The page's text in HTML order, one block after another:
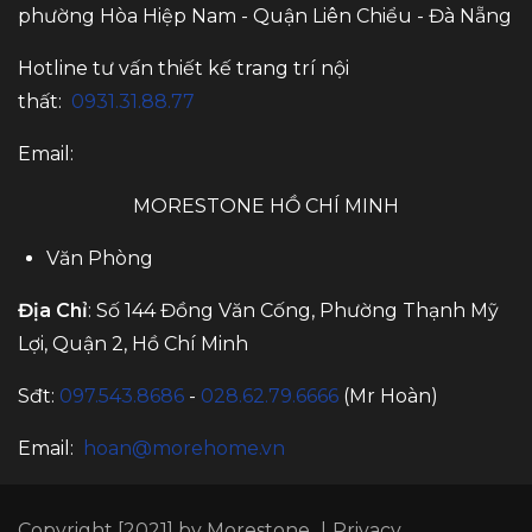
phường Hòa Hiệp Nam - Quận Liên Chiểu - Đà Nẵng
Hotline tư vấn thiết kế trang trí nội
thất: 0931.31.88.77
Email:
MORESTONE HỒ CHÍ MINH
Văn Phòng
Địa Chỉ: Số 144 Đồng Văn Cống, Phường Thạnh Mỹ
Lợi, Quận 2, Hồ Chí Minh
Sđt: 097.543.8686 - 028.62.79.6666 (Mr Hoàn)
Email: hoan@morehome.vn